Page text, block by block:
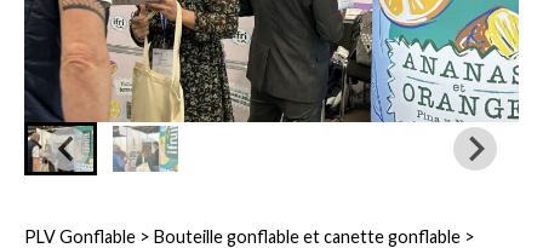
PLV Gonflable > Bouteille gonflable et canette gonflable >